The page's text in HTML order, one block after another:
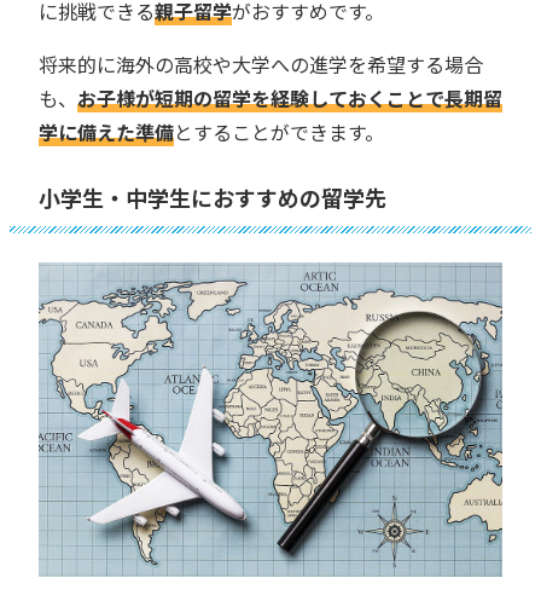
に挑戦できる親子留学がおすすめです。
将来的に海外の高校や大学への進学を希望する場合
も、 お子様が短期の留学を経験しておくことで長期留
学に備えた準備とすることができます。
小学生・中学生におすすめの留学先